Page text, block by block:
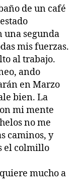
de un café
una segunda
mis fuerzas.
al trabajo.
ando
en Marzo
bien. La
mi mente
no me
caminos, y
el colmillo
mucho a